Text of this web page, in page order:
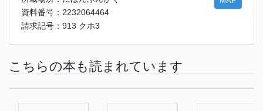
資料番号：2232064464
請求記号：913 クホ3
こちらの本も読まれています